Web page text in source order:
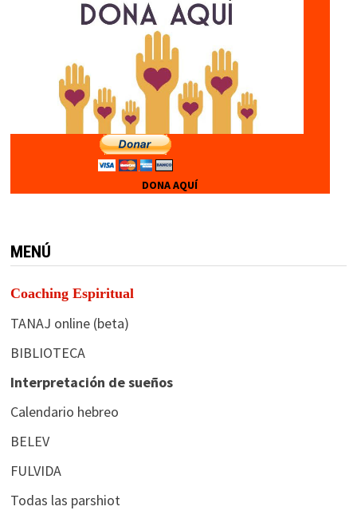
DONA AQUÍ
MENÚ
Coaching Espiritual
TANAJ online (beta)
BIBLIOTECA
Interpretación de sueños
Calendario hebreo
BELEV
FULVIDA
Todas las parshiot